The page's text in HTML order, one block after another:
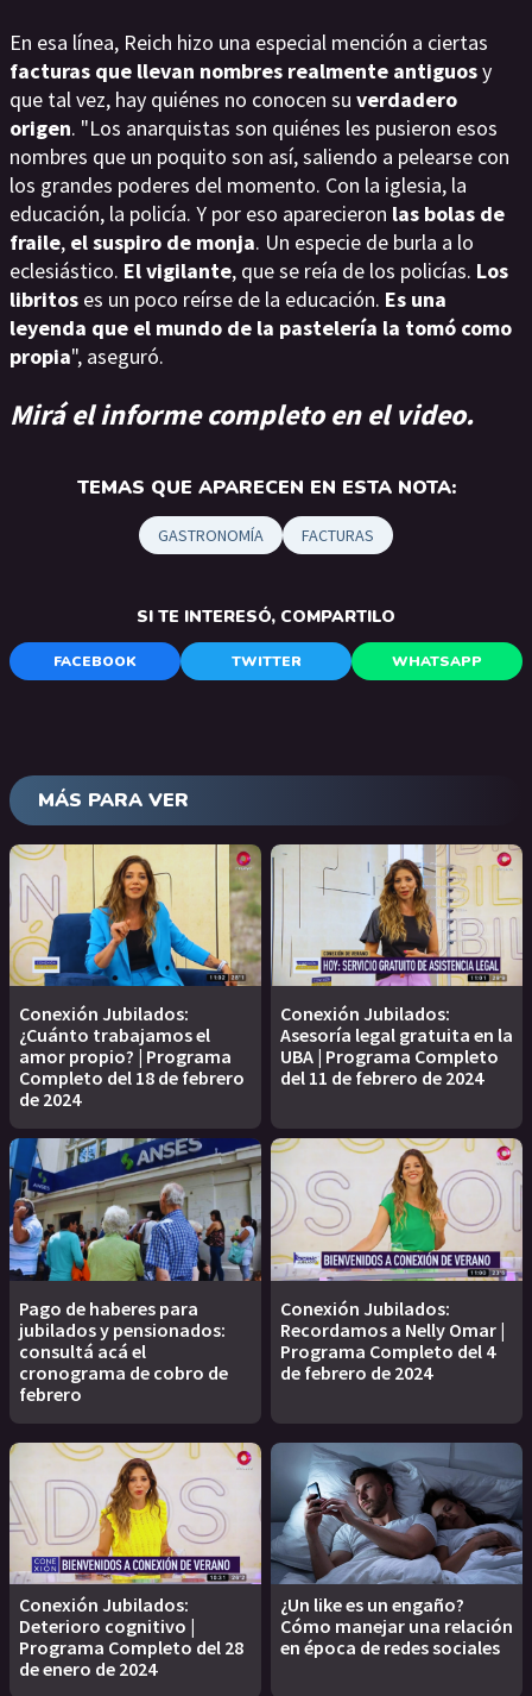
En esa línea, Reich hizo una especial mención a ciertas
facturas que llevan nombres realmente antiguosy
que tal vez, hay quiénes no conocen su verdadero
origen. "Los anarquistas son quiénes les pusieron esos
nombres que un poquito son así, saliendo a pelearse con
los grandes poderes del momento. Con la iglesia, la
educación, la policía. Y por eso aparecieron las bolas de
fraile, el suspiro de monja. Un especie de burla a lo
eclesiástico. El vigilante, que se reía de los policías. Los
libritos es un poco reírse de la educación. Es una
leyenda que el mundo de la pastelería la tomó como
propia", aseguró.
Mirá el informe completo en el video.
TEMAS QUE APARECEN EN ESTA NOTA:
GASTRONOMÍA FACTURAS
SI TE INTERESÓ, COMPARTILO
FACEBOOK TWITTER WHATSAPP
MÁS PARA VER
Conexión Jubilados:
¿Cuánto trabajamos el
amor propio? | Programa
Completo del 18 de febrero
de 2024
Conexión Jubilados:
Asesoría legal gratuita en la
UBA | Programa Completo
del 11 de febrero de 2024
Pago de haberes para
jubilados y pensionados:
consultá acá el
cronograma de cobro de
febrero
Conexión Jubilados:
Recordamos a Nelly Omar |
Programa Completo del 4
de febrero de 2024
Conexión Jubilados:
Deterioro cognitivo |
Programa Completo del 28
de enero de 2024
¿Un like es un engaño?
Cómo manejar una relación
en época de redes sociales